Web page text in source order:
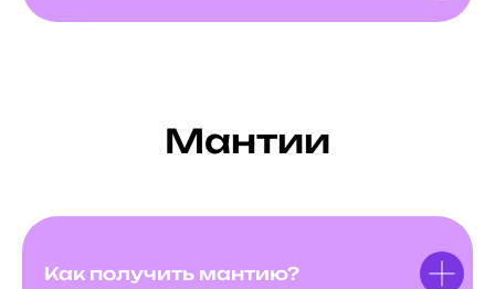
Мантии
Как получить мантию?